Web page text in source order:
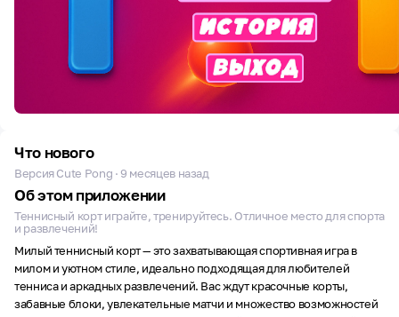
Что нового
Версия Cute Pong · 9 месяцев назад
Об этом приложении
Теннисный корт играйте, тренируйтесь. Отличное место для спорта
и развлечений!
Милый теннисный корт — это захватывающая спортивная игра в
милом и уютном стиле, идеально подходящая для любителей
тенниса и аркадных развлечений. Вас ждут красочные корты,
забавные блоки, увлекательные матчи и множество возможностей